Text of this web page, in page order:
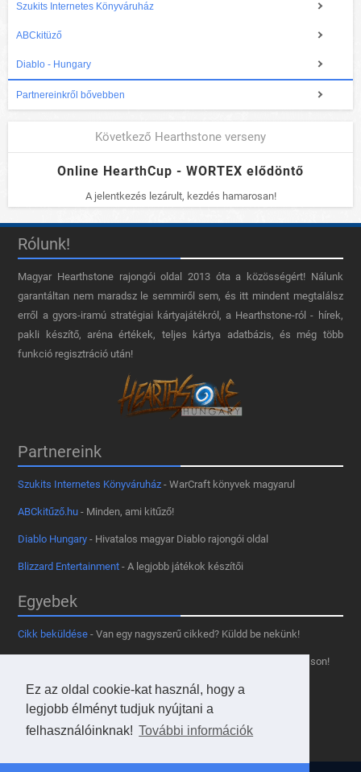
Ez az oldal cookie-kat használ, hogy a
legjobb élményt tudjuk nyújtani a
felhasználóinknak! További információk
Szukits Internetes Könyváruház
ABCkitüző
Diablo - Hungary
Partnereinkről bővebben
Következő Hearthstone verseny
Online HearthCup - WORTEX elődöntő
A jelentkezés lezárult, kezdés hamarosan!
Rólunk!
Magyar Hearthstone​ rajongói oldal 2013 óta a közösségért! Nálunk
garantáltan nem maradsz le semmiről sem, és itt mindent megtalálsz
erről a gyors-iramú stratégiai kártyajátékról, a Hearthstone-ról - hírek,
pakli készítő, aréna értékek, teljes kártya adatbázis, és még több
funkció regisztráció után!
Partnereink
Szukits Internetes Könyváruház - WarCraft könyvek magyarul
ABCkitűző.hu - Minden, ami kitűző!
Diablo Hungary - Hivatalos magyar Diablo rajongói oldal
Blizzard Entertainment - A legjobb játékok készítői
Egyebek
Cikk beküldése - Van egy nagyszerű cikked? Küldd be nekünk!
- Tetszik az oldal? Segíts, hogy fennmaradhasson!
Kapcsolat, médiaajánlat- Lépj velünk kapcsolatba!
Használd a tooltipünket- A saját oldaladon is!